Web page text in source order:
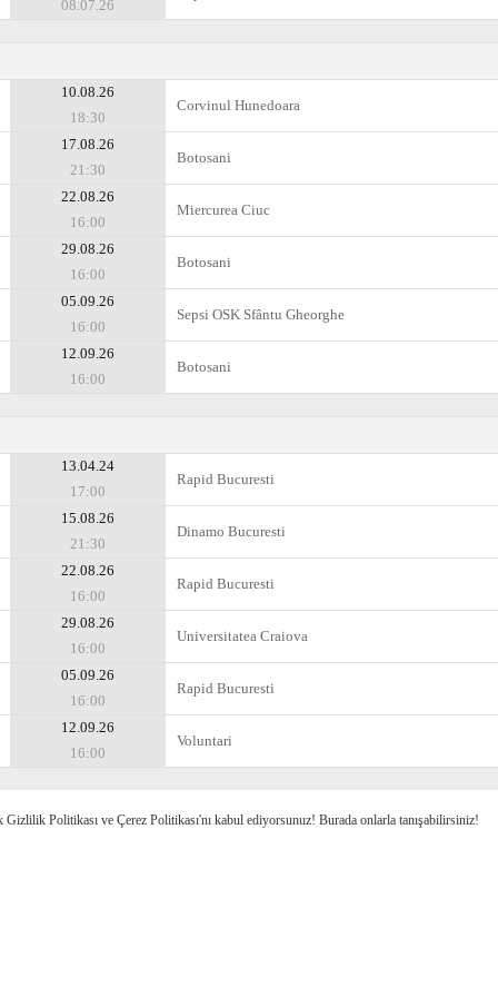
08.07.26
10.08.26
18:30
Corvinul Hunedoara
17.08.26
21:30
Botosani
22.08.26
16:00
Miercurea Ciuc
29.08.26
16:00
Botosani
05.09.26
16:00
Sepsi OSK Sfântu Gheorghe
12.09.26
16:00
Botosani
13.04.24
17:00
Rapid Bucuresti
15.08.26
21:30
Dinamo Bucuresti
22.08.26
16:00
Rapid Bucuresti
29.08.26
16:00
Universitatea Craiova
05.09.26
16:00
Rapid Bucuresti
12.09.26
16:00
Voluntari
Politikası ve Çerez Politikası'nı kabul ediyorsunuz! Burada onlarla tanışabilirsiniz!